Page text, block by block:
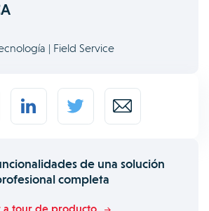
| Field Service
de una solución
completa
a tour de producto